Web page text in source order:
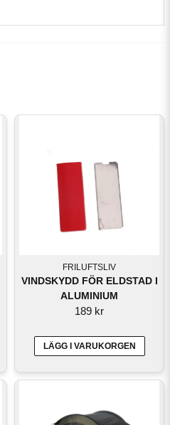
FRILUFTSLIV
VINDSKYDD FÖR ELDSTAD I
ALUMINIUM
189 kr
LÄGG I VARUKORGEN